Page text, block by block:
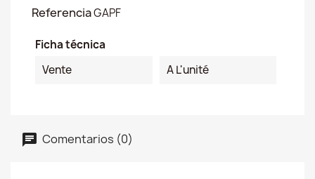
ReferenciaGAPF
Ficha técnica
Vente
A L'unité
Comentarios (0)